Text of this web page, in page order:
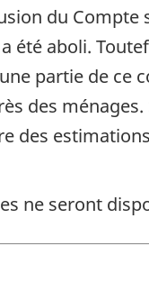
du Compte
été aboli.
partie de
des
des
ne seront